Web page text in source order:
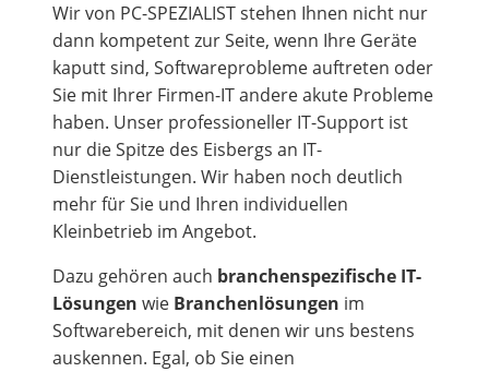
Wir von PC-SPEZIALIST stehen Ihnen nicht nur
dann kompetent zur Seite, wenn Ihre Geräte
kaputt sind, Softwareprobleme auftreten oder
Sie mit Ihrer Firmen-IT andere akute Probleme
haben. Unser professioneller IT-Support ist
nur die Spitze des Eisbergs an IT-
Dienstleistungen. Wir haben noch deutlich
mehr für Sie und Ihren individuellen
Kleinbetrieb im Angebot.
Dazu gehören auch branchenspezifische IT-
Lösungen wie Branchenlösungen im
Softwarebereich, mit denen wir uns bestens
auskennen. Egal, ob Sie einen